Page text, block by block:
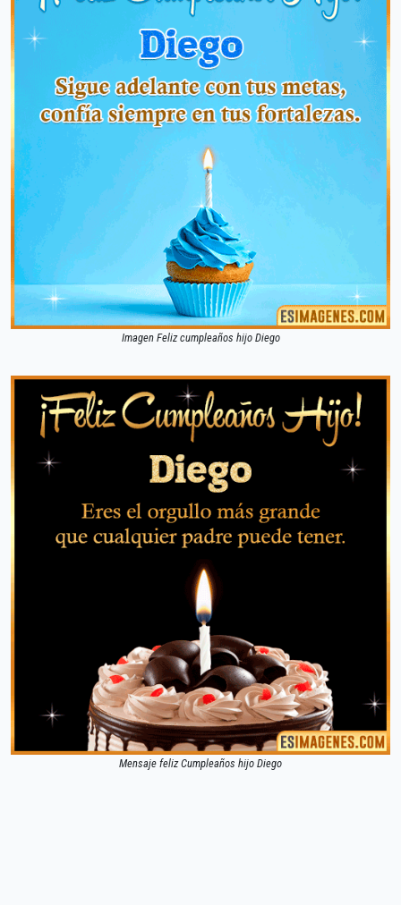
Imagen Feliz cumpleaños hijo Diego
Mensaje feliz Cumpleaños hijo Diego